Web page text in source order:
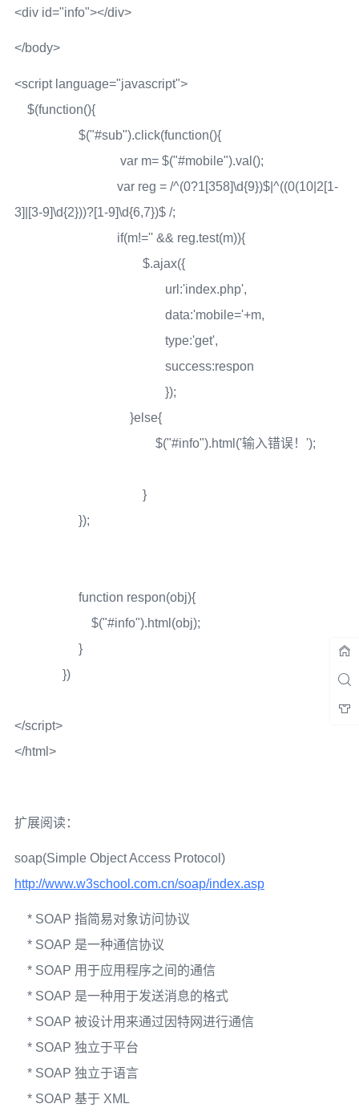
<div id="info"></div>
</body>
<script language="javascript">
$(function(){
$("#sub").click(function(){
var m= $("#mobile").val();
var reg = /^(0?1[358]\d{9})$|^((0(10|2[1-
3]|[3-9]\d{2}))?[1-9]\d{6,7})$ /;
if(m!='' && reg.test(m)){
$.ajax({
url:'index.php',
data:'mobile='+m,
type:'get',
success:respon
});
}else{
$("#info").html('输入错误！');
}
});
function respon(obj){
$("#info").html(obj);
}
})
</script>
</html>
扩展阅读：
soap(Simple Object Access Protocol)
http://www.w3school.com.cn/soap/index.asp
* SOAP 指简易对象访问协议
* SOAP 是一种通信协议
* SOAP 用于应用程序之间的通信
* SOAP 是一种用于发送消息的格式
* SOAP 被设计用来通过因特网进行通信
* SOAP 独立于平台
* SOAP 独立于语言
* SOAP 基于 XML